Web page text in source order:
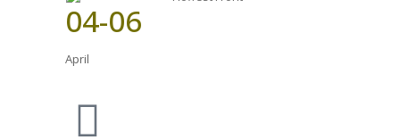
04-06
April